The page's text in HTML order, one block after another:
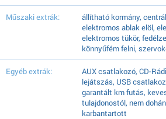
Műszaki extrák:
állítható kormány,
elektromos ablak elöl,
elektromos tükör,
könnyűfém felni,
Egyéb extrák:
AUX csatlakozó, CD-
lejátszás, USB
garantált km futás,
tulajdonostól, nem
karbantartott